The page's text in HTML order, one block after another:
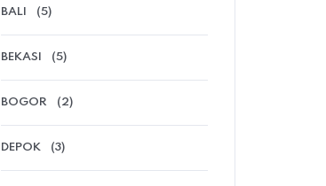
BALI (5)
BEKASI (5)
BOGOR (2)
DEPOK (3)